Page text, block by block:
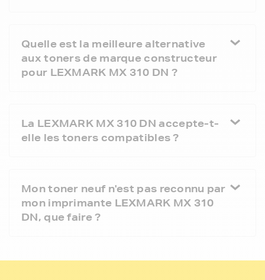
Quelle est la meilleure alternative
aux toners de marque constructeur
pour LEXMARK MX 310 DN ?
La LEXMARK MX 310 DN accepte-t-
elle les toners compatibles ?
Mon toner neuf n'est pas reconnu par
mon imprimante LEXMARK MX 310
DN, que faire ?